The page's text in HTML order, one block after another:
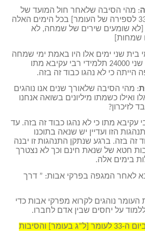
: מהי הסיבה שלאחר חול המועד של
פסח ועד ל”ג בעומר[33 לספירה של העומר] בכל הימים האלה
[לא שומעים שירים של שמחה, לא
שמחות]
בית שני ימים אלו היו באמת ימי שמחה
בלבד. אבל, בימי בית שני 24000 תלמידי רבי עקיבא מתו
כי לא נהגו כבוד זה בזה.
: מהי הסיבה שלאורך שנים אנו נוהגים
ואילו כשמתו מיליונים בשואה אנחנו
לזיכרון?
עקיבא מתו כי לא נהגו כבוד זה בזה. עד
הזו ועדיין יש שנאה בתוכנו
זה בזה. ברגע שנתקן התנהגות זו יבנה
חטא של שנאת חינם וכך לא נצטרך
בימים אלה.
לאחר המגפה בפרקי אבות: ” דרך
נוהגים לקרוא מפרקי אבות כדי
על יחסים שבין אדם לחברו.
ימי האבל מסתיימים ביום ה-33 לעומר [ל”ג בעומר] והסיבות